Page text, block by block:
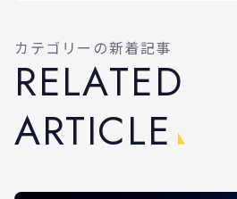
カテゴリーの新着記事
RELATED
ARTICLE